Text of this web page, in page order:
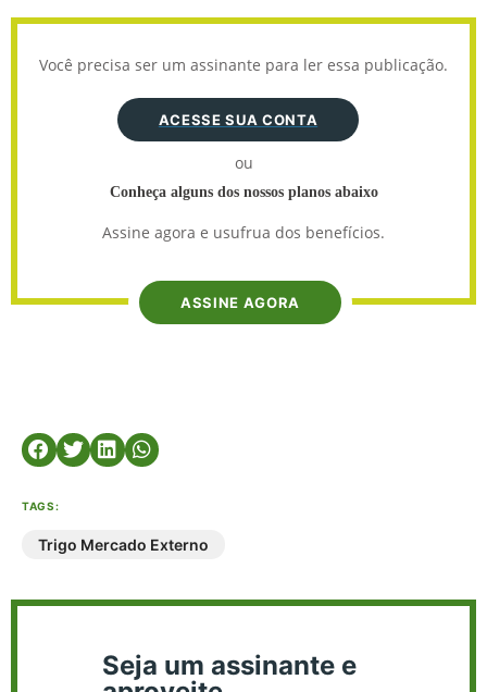
Você precisa ser um assinante para ler essa publicação.
ACESSE SUA CONTA
ou
Conheça alguns dos nossos planos abaixo
Assine agora e usufrua dos benefícios.
ASSINE AGORA
TAGS:
Trigo Mercado Externo
Seja um assinante e